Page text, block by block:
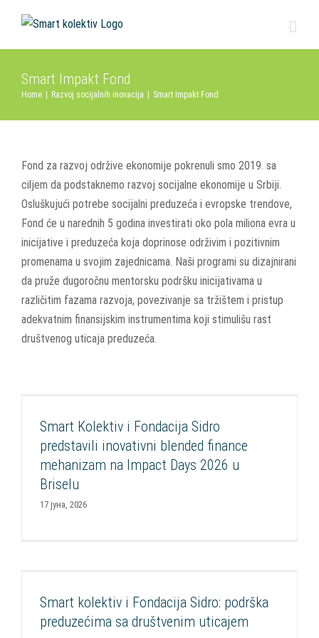
content
Smart Impakt Fond
Home Razvoj socijalnih inovacija Smart Impakt Fond
Fond za razvoj održive ekonomije pokrenuli smo 2019. sa
ciljem da podstaknemo razvoj socijalne ekonomije u Srbiji.
Osluškujući potrebe socijalni preduzeća i evropske trendove,
Fond će u narednih 5 godina investirati oko pola miliona evra u
inicijative i preduzeća koja doprinose održivim i pozitivnim
promenama u svojim zajednicama. Naši programi su dizajnirani
da pruže dugoročnu mentorsku podršku inicijativama u
različitim fazama razvoja, povezivanje sa tržištem i pristup
adekvatnim finansijskim instrumentima koji stimulišu rast
društvenog uticaja preduzeća.
Impact Days 2026 u Briselu
Aktuelnosti Impakt investiranje
Razvoj socijalnih inovacija
Smart Kolektiv i Fondacija Sidro
predstavili inovativni blended finance
mehanizam na Impact Days 2026 u
Briselu
17 јуна, 2026
Aktuelnosti Impakt investiranje Razvoj socijalnih inovacija
Smart Impakt Fond
Smart kolektiv i Fondacija Sidro: podrška
preduzećima sa društvenim uticajem